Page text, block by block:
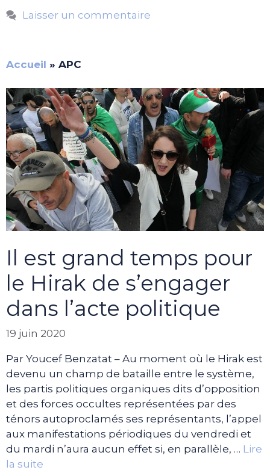
Laisser un commentaire
Accueil » APC
Il est grand temps pour
le Hirak de s’engager
dans l’acte politique
19 juin 2020
Par Youcef Benzatat – Au moment où le Hirak est
devenu un champ de bataille entre le système,
les partis politiques organiques dits d’opposition
et des forces occultes représentées par des
ténors autoproclamés ses représentants, l’appel
aux manifestations périodiques du vendredi et
du mardi n’aura aucun effet si, en parallèle, … Lire
la suite